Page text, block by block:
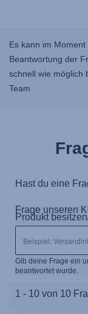
Es kann im
Beantwortung der
schnell wie möglich
Team